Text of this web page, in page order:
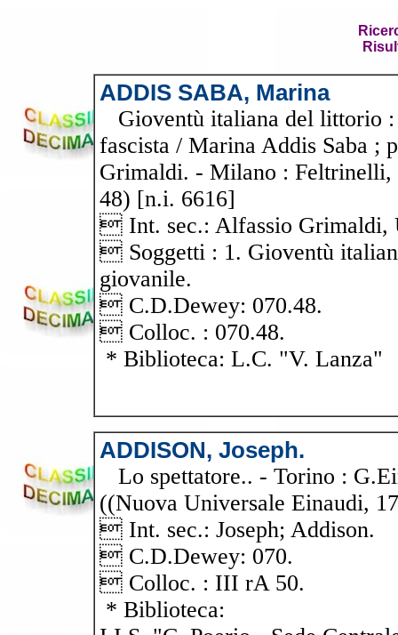
ADDIS SABA, Marina
Gioventù italiana del littorio :
fascista / Marina Addis Saba ;
Grimaldi. - Milano : Feltrinelli,
48) [n.i. 6616]
 Int. sec.: Alfassio Grimaldi,
 Soggetti : 1. Gioventù
giovanile.
 C.D.Dewey: 070.48.
 Colloc. : 070.48.
* Biblioteca: L.C. "V. Lanza"
ADDISON, Joseph.
Lo spettatore.. - Torino :
((Nuova Universale Einaudi,
 Int. sec.: Joseph; Addison.
 C.D.Dewey: 070.
 Colloc. : III rA 50.
* Biblioteca: